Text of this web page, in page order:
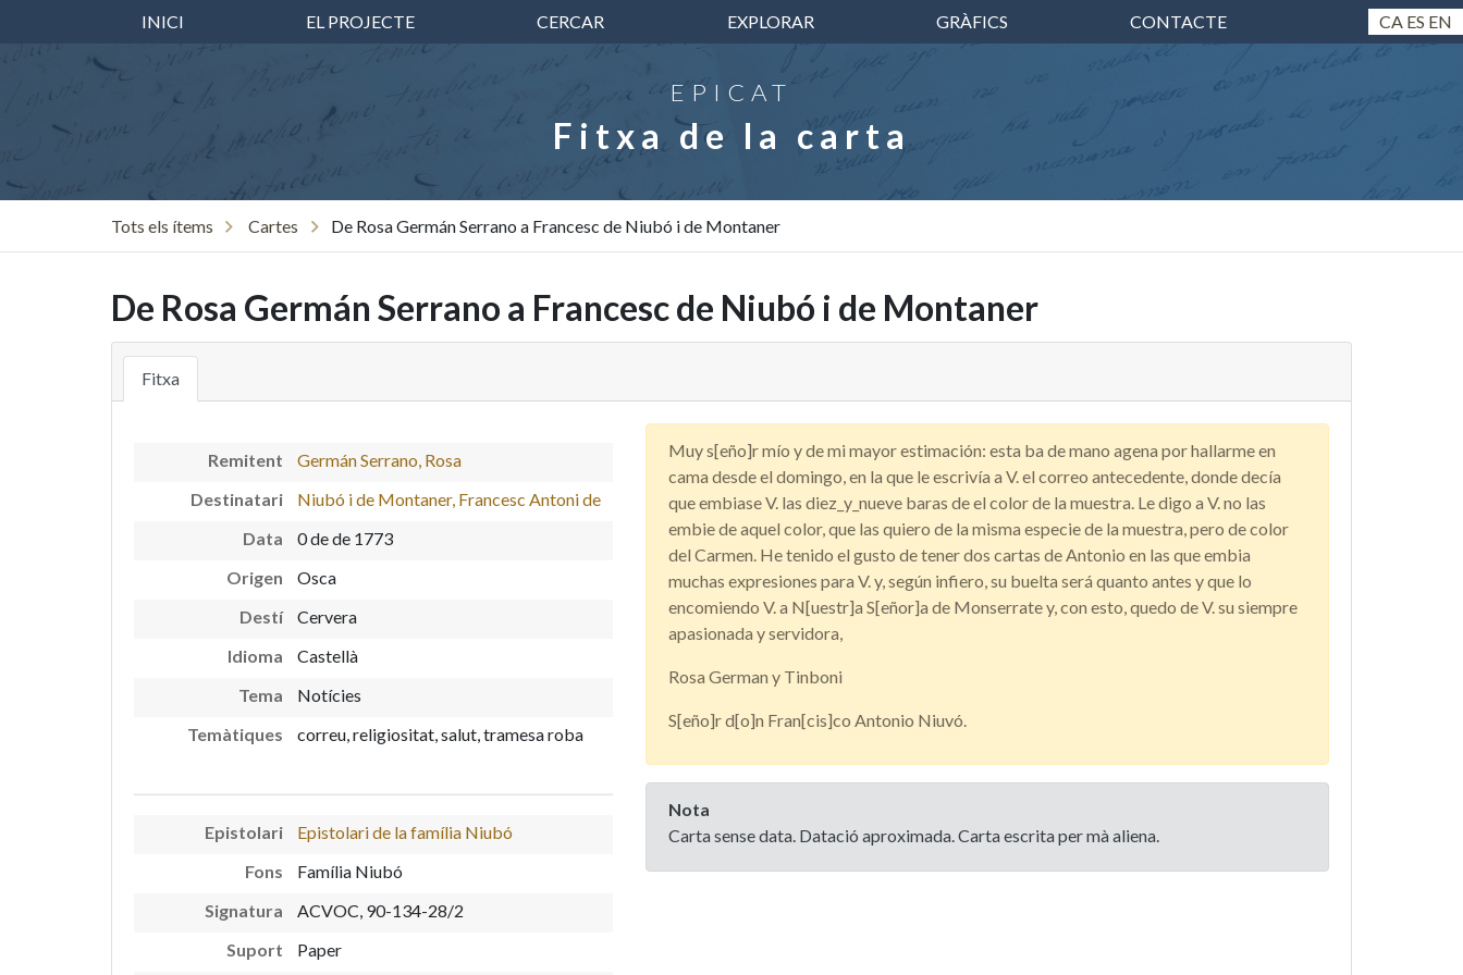
INICI EL PROJECTE CERCAR EXPLORAR GRÀFICS CONTACTE CA ES EN
EPICAT
Fitxa de la carta
Tots els ítems Cartes De Rosa Germán Serrano a Francesc de Niubó i de Montaner
De Rosa Germán Serrano a Francesc de Niubó i de Montaner
Fitxa
Remitent
Germán Serrano, Rosa
Destinatari
Niubó i de Montaner, Francesc Antoni de
Data
0 de de 1773
Origen
Osca
Destí
Cervera
Idioma
Castellà
Tema
Notícies
Temàtiques
correu, religiositat, salut, tramesa roba
Epistolari
Epistolari de la família Niubó
Fons
Família Niubó
Signatura
ACVOC, 90-134-28/2
Suport
Paper
Muy s[eño]r mío y de mi mayor estimación: esta ba de mano agena por hallarme en
cama desde el domingo, en la que le escrivía a V. el correo antecedente, donde decía
que embiase V. las diez_y_nueve baras de el color de la muestra. Le digo a V. no las
embie de aquel color, que las quiero de la misma especie de la muestra, pero de color
del Carmen. He tenido el gusto de tener dos cartas de Antonio en las que embia
muchas expresiones para V. y, según infiero, su buelta será quanto antes y que lo
encomiendo V. a N[uestr]a S[eñor]a de Monserrate y, con esto, quedo de V. su siempre
apasionada y servidora,
Rosa German y Tinboni
S[eño]r d[o]n Fran[cis]co Antonio Niuvó.
Nota
Carta sense data. Datació aproximada. Carta escrita per mà aliena.